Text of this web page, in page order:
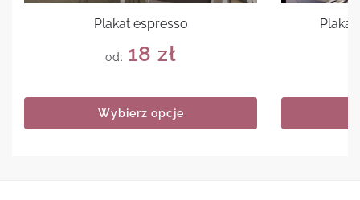
Plakat espresso
od: 18 zł
Wybierz opcje